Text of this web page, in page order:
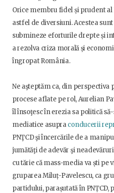
Orice membru fidel și prudent al
astfel de diversiuni. Acestea
submineze eforturile drepte și
a rezolva criza morală și
îngropat România.
Ne aşteptăm ca, din
procese aflate pe rol, Aurelian
îl însoţesc în erezia sa politică
mediatice asupraconducerii
PNŢCD şi încercările de a
jumătăţi de adevăr şi
cu tărie că mass-media va ști pe
gruparea Miluț-Pavelescu, ca
partidului, parașutată în